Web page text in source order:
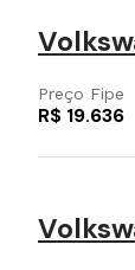
Preço Fipe
R$ 19.636